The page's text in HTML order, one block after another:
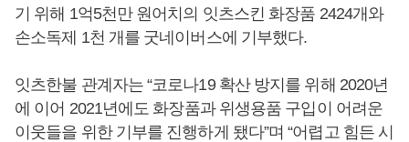
기 위해 1억5천만 원어치의 잇츠스킨 화장품 2424개와
손소독제 1천 개를 굿네이버스에 기부했다.
잇츠한불 관계자는 “코로나19 확산 방지를 위해 2020년
에 이어 2021년에도 화장품과 위생용품 구입이 어려운
이웃들을 위한 기부를 진행하게 됐다”며 “어렵고 힘든 시